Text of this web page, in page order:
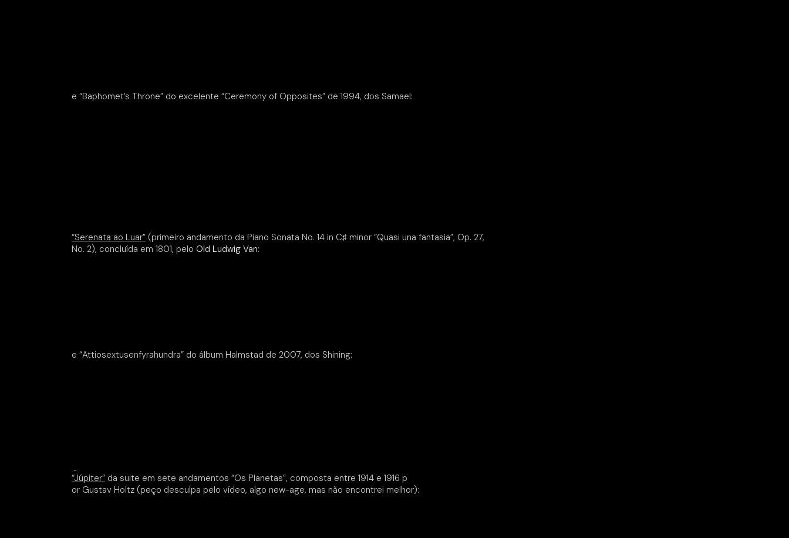
e “Baphomet’s Throne” do excelente “Ceremony of Opposites” de 1994, dos Samael:
“Serenata ao Luar” (primeiro andamento da Piano Sonata No. 14 in C♯ minor “Quasi una fantasia”, Op. 27,
No. 2), concluída em 1801, pelo Old Ludwig Van:
e “Attiosextusenfyrahundra” do álbum Halmstad de 2007, dos Shining:
“Júpiter” da suite em sete andamentos “Os Planetas”, composta entre 1914 e 1916 p
or Gustav Holtz (peço desculpa pelo vídeo, algo new-age, mas não encontrei melhor):